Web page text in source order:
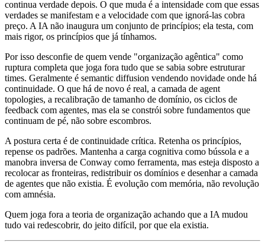
continua verdade depois. O que muda é a intensidade com que essas
verdades se manifestam e a velocidade com que ignorá-las cobra
preço. A IA não inaugura um conjunto de princípios; ela testa, com
mais rigor, os princípios que já tínhamos.
Por isso desconfie de quem vende "organização agêntica" como
ruptura completa que joga fora tudo que se sabia sobre estruturar
times. Geralmente é semantic diffusion vendendo novidade onde há
continuidade. O que há de novo é real, a camada de agent
topologies, a recalibração de tamanho de domínio, os ciclos de
feedback com agentes, mas ela se constrói sobre fundamentos que
continuam de pé, não sobre escombros.
A postura certa é de continuidade crítica. Retenha os princípios,
repense os padrões. Mantenha a carga cognitiva como bússola e a
manobra inversa de Conway como ferramenta, mas esteja disposto a
recolocar as fronteiras, redistribuir os domínios e desenhar a camada
de agentes que não existia. É evolução com memória, não revolução
com amnésia.
Quem joga fora a teoria de organização achando que a IA mudou
tudo vai redescobrir, do jeito difícil, por que ela existia.